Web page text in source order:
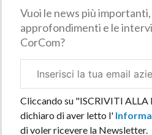
Vuoi le news più importanti,
approfondimenti e le
CorCom?
aziendale
Cliccando su "ISCRIVITI ALLA
dichiaro di aver letto l'
di voler ricevere la Newsletter.